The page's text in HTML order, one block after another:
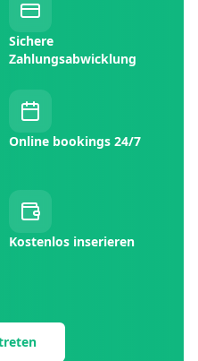
Sichere
Zahlungsabwicklung
Online bookings 24/7
Kostenlos inserieren